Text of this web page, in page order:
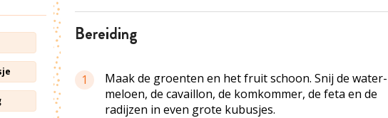
bereiding
1
Maak de groenten en het fruit schoon. Snij de water-
meloen, de cavaillon, de komkommer, de feta en de
radijzen in even grote kubusjes.